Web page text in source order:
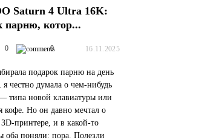
Saturn 4 Ultra 16K:
парню, котор...
0 0 16.11.2025
подарок парню на день
честно думала о чем-нибудь
типа новой клавиатуры или
кофе. Но он давно мечтал о
принтере, и в какой-то
оба поняли: пора. Полезли